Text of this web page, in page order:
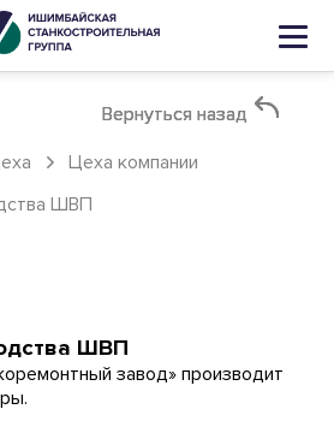
Вернуться назад
Вернуться назад
Вернуться назад
Цеха компании
ШВП
ШВП
завод» производит